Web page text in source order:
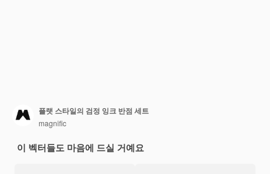
플랫 스타일의 검정 잉크 반점 세트
magnific
이 벡터들도 마음에 드실 거예요